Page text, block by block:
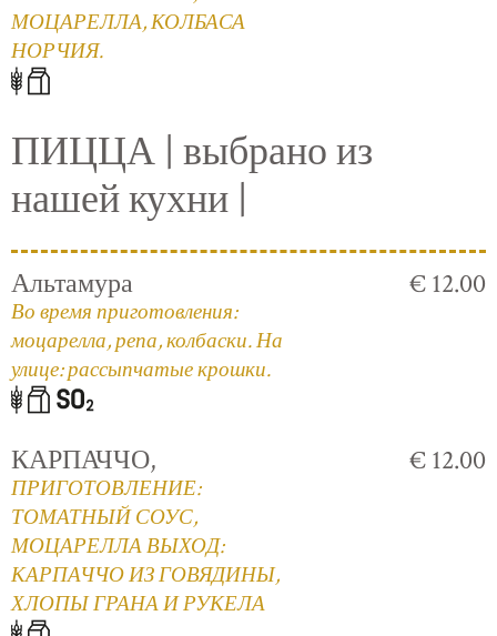
МОЦАРЕЛЛА, КОЛБАСА
НОРЧИЯ.
ПИЦЦА | выбрано из
нашей кухни |
Альтамура
Во время приготовления:
моцарелла, репа, колбаски. На
улице: рассыпчатые крошки.
€ 12.00
КАРПАЧЧО,
ПРИГОТОВЛЕНИЕ:
ТОМАТНЫЙ СОУС,
МОЦАРЕЛЛА ВЫХОД:
КАРПАЧЧО ИЗ ГОВЯДИНЫ,
ХЛОПЫ ГРАНА И РУКЕЛА
€ 12.00